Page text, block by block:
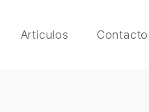
Artículos Contacto